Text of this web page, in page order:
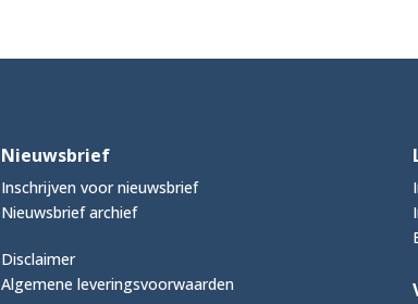
Nieuwsbrief
Inschrijven voor nieuwsbrief
Nieuwsbrief archief
Disclaimer
Algemene leveringsvoorwaarden